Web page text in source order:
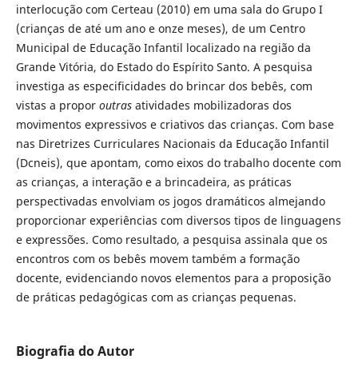
interlocução com Certeau (2010) em uma sala do Grupo I
(crianças de até um ano e onze meses), de um Centro
Municipal de Educação Infantil localizado na região da
Grande Vitória, do Estado do Espírito Santo. A pesquisa
investiga as especificidades do brincar dos bebês, com
vistas a propor outrasatividades mobilizadoras dos
movimentos expressivos e criativos das crianças. Com base
nas Diretrizes Curriculares Nacionais da Educação Infantil
(Dcneis), que apontam, como eixos do trabalho docente com
as crianças, a interação e a brincadeira, as práticas
perspectivadas envolviam os jogos dramáticos almejando
proporcionar experiências com diversos tipos de linguagens
e expressões. Como resultado, a pesquisa assinala que os
encontros com os bebês movem também a formação
docente, evidenciando novos elementos para a proposição
de práticas pedagógicas com as crianças pequenas.
Biografia do Autor